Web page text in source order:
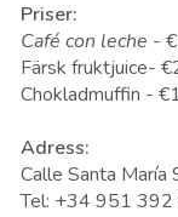
Priser:
Café con leche - €
Färsk fruktjuice- €
Chokladmuffin - €
Adress:
Calle Santa
Tel: +34 951